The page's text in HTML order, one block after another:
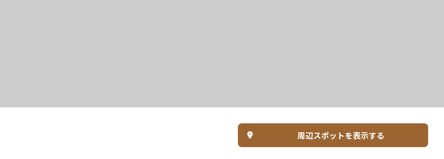
周辺スポットを表示する